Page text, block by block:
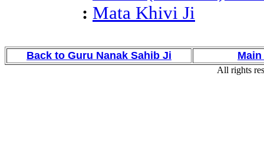
: Mata Khivi Ji
Back to Guru Nanak Sahib Ji
All rights